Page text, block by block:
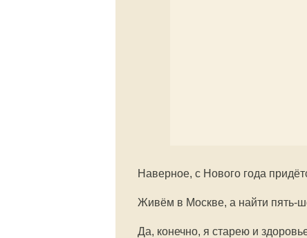
Наверное, с Нового года
Живём в Москве, а найти пять-
Да, конечно, я старею и